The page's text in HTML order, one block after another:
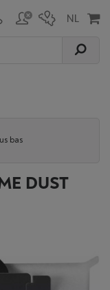
bas
DUST